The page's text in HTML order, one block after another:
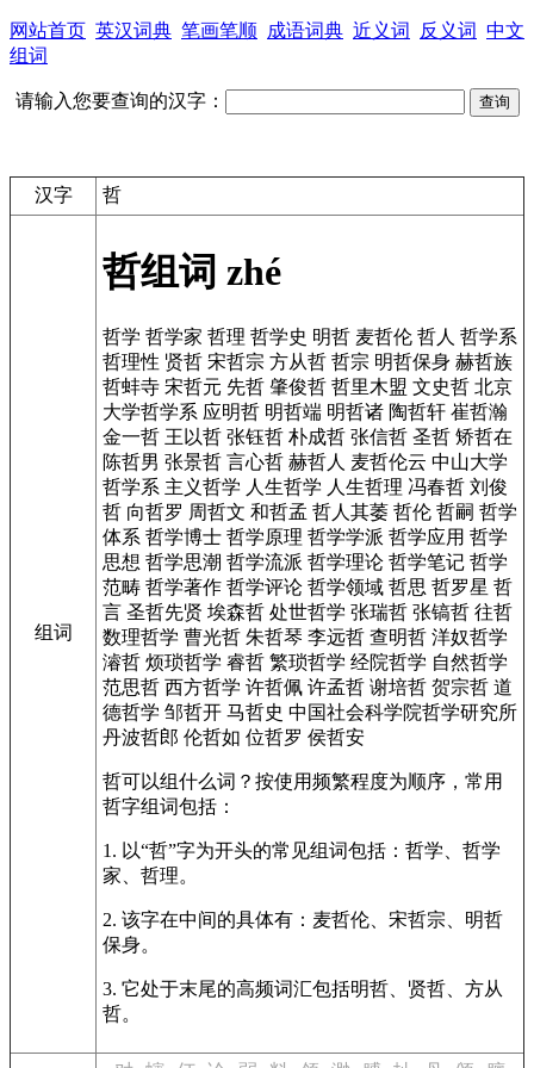
网站首页 英汉词典 笔画笔顺 成语词典 近义词 反义词 中文
组词
请输入您要查询的汉字：
汉字 哲
组词
哲组词 zhé
哲学 哲学家 哲理 哲学史 明哲 麦哲伦 哲人 哲学系
哲理性 贤哲 宋哲宗 方从哲 哲宗 明哲保身 赫哲族
哲蚌寺 宋哲元 先哲 肇俊哲 哲里木盟 文史哲 北京
大学哲学系 应明哲 明哲端 明哲诸 陶哲轩 崔哲瀚
金一哲 王以哲 张钰哲 朴成哲 张信哲 圣哲 矫哲在
陈哲男 张景哲 言心哲 赫哲人 麦哲伦云 中山大学
哲学系 主义哲学 人生哲学 人生哲理 冯春哲 刘俊
哲 向哲罗 周哲文 和哲孟 哲人其萎 哲伦 哲嗣 哲学
体系 哲学博士 哲学原理 哲学学派 哲学应用 哲学
思想 哲学思潮 哲学流派 哲学理论 哲学笔记 哲学
范畴 哲学著作 哲学评论 哲学领域 哲思 哲罗星 哲
言 圣哲先贤 埃森哲 处世哲学 张瑞哲 张镐哲 往哲
数理哲学 曹光哲 朱哲琴 李远哲 查明哲 洋奴哲学
濬哲 烦琐哲学 睿哲 繁琐哲学 经院哲学 自然哲学
范思哲 西方哲学 许哲佩 许孟哲 谢培哲 贺宗哲 道
德哲学 邹哲开 马哲史 中国社会科学院哲学研究所
丹波哲郎 伦哲如 位哲罗 侯哲安
哲可以组什么词？按使用频繁程度为顺序，常用
哲字组词包括：
1. 以“哲”字为开头的常见组词包括：哲学、哲学
家、哲理。
2. 该字在中间的具体有：麦哲伦、宋哲宗、明哲
保身。
3. 它处于末尾的高频词汇包括明哲、贤哲、方从
哲。